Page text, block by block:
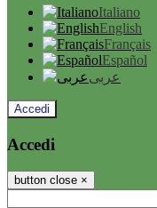
Italiano
English
Français
Español
عربى
Accedi
Accedi
button close ×